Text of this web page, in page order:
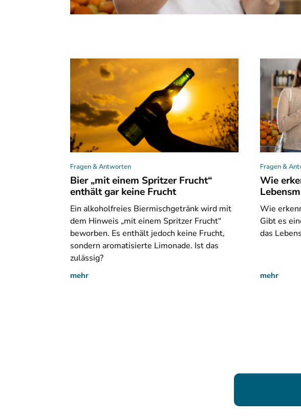
Fragen & Antworten
Bier „mit einem Spritzer Frucht“
enthält gar keine Frucht
Ein alkoholfreies Biermischgetränk wird mit
dem Hinweis „mit einem Spritzer Frucht“
beworben. Es enthält jedoch keine Frucht,
sondern aromatisierte Limonade. Ist das
zulässig?
mehr
Fragen &
Wie
Wie
Gibt es
das
mehr